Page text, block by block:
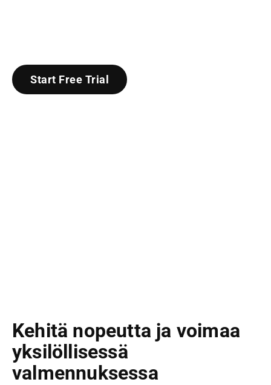
Start Free Trial
Kehitä nopeutta ja voimaa
yksilöllisessä
valmennuksessa